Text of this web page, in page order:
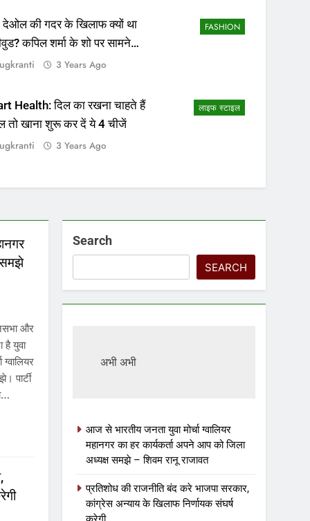
FASHION
देओल की गदर के खिलाफ क्यों था
कपिल शर्मा के शो पर सामने
3 Years Ago
लाइफ स्टाइल
Health: दिल का रखना चाहते हैं
तो खाना शुरू कर दें ये 4 चीजें
3 Years Ago
समझे
और
है युवा
पार्टी
Search
SEARCH
अभी अभी
आज से भारतीय जनता युवा मोर्चा ग्वालियर
महानगर का हर कार्यकर्ता अपने आप को जिला
अध्यक्ष समझे – शिवम रानू राजावत
प्रतिशोध की राजनीति बंद करे भाजपा सरकार,
कांग्रेस अन्याय के खिलाफ निर्णायक संघर्ष